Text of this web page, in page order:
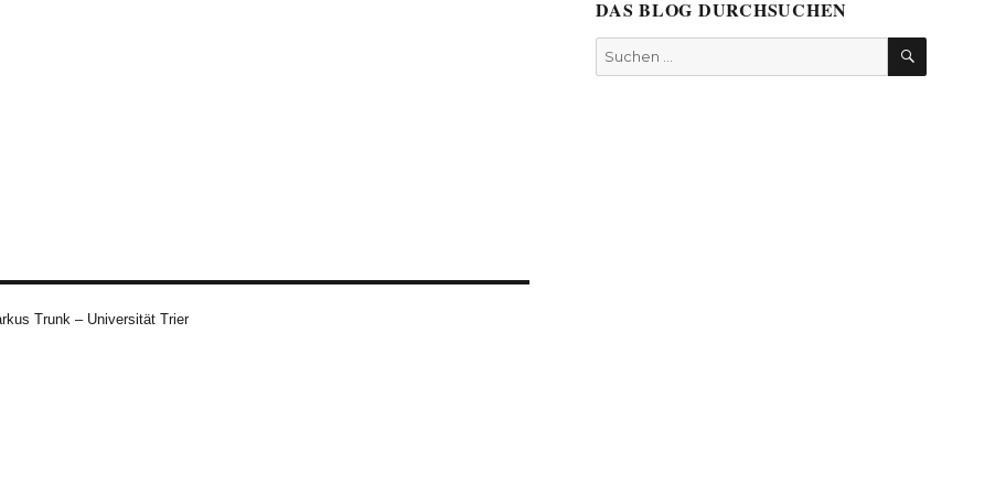
Trunk – Universität Trier
DAS BLOG DURCHSUCHEN
Suchen
nach:
SUCHEN